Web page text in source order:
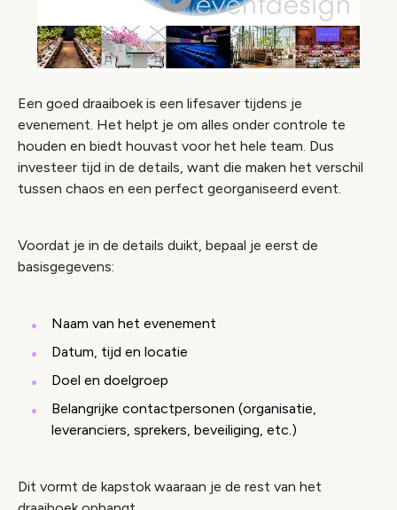
Een goed draaiboek is een lifesaver tijdens je
evenement. Het helpt je om alles onder controle te
houden en biedt houvast voor het hele team. Dus
investeer tijd in de details, want die maken het verschil
tussen chaos en een perfect georganiseerd event.
Voordat je in de details duikt, bepaal je eerst de
basisgegevens:
Naam van het evenement
Datum, tijd en locatie
Doel en doelgroep
Belangrijke contactpersonen (organisatie,
leveranciers, sprekers, beveiliging, etc.)
Dit vormt de kapstok waaraan je de rest van het